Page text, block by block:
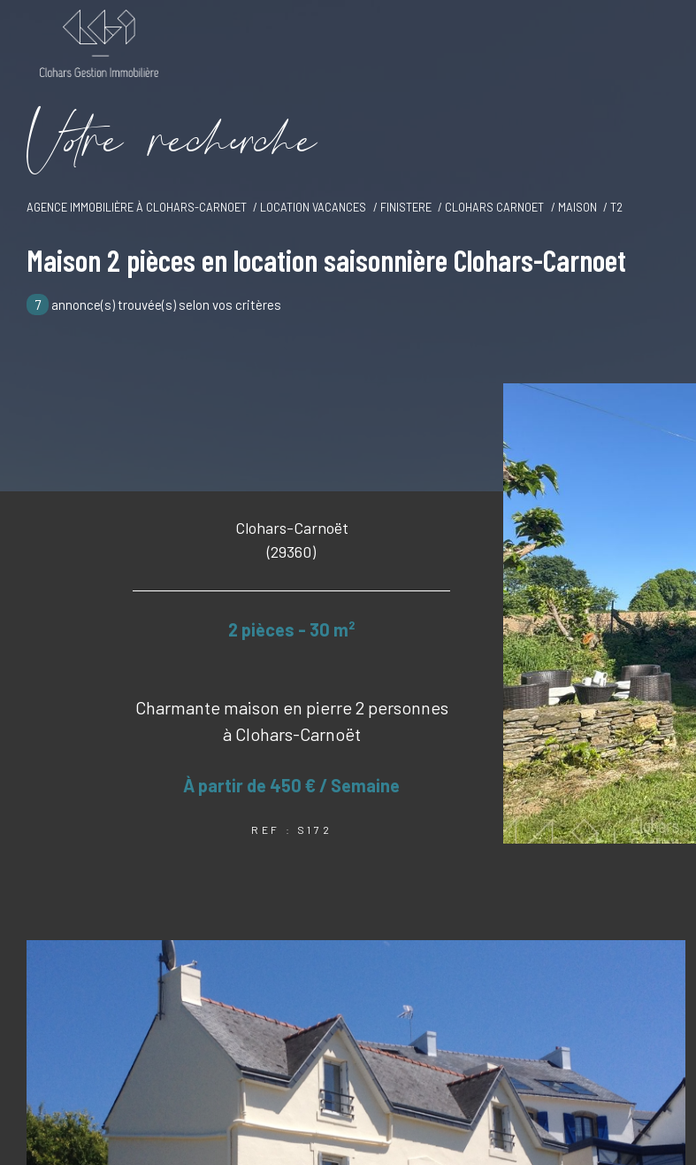
Vore recece
AGENCE IMMOBILIÈRE À CLOHARS-CARNOET LOCATION VACANCES FINISTERE CLOHARS CARNOET MAISON T2
Maison 2 pièces en location saisonnière Clohars-Carnoet
7 annonce(s) trouvée(s) selon vos critères
Clohars-Carnoët
(29360)
2 pièces - 30 m²
Charmante maison en pierre 2 personnes
à Clohars-Carnoët
À partir de 450 € / Semaine
REF : S172